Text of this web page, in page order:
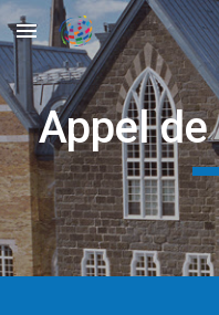
Skip to main content
Appel